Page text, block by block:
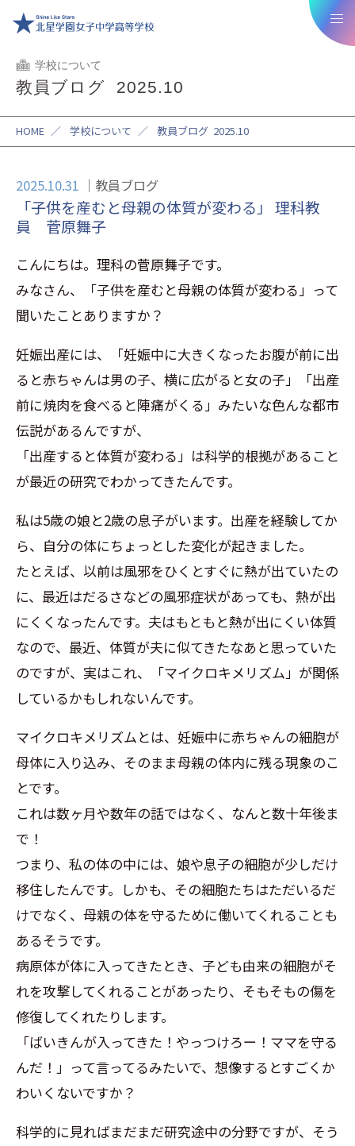
学校について
教員ブログ 2025.10
HOME ／ 学校について ／ 教員ブログ 2025.10
2025.10.31 教員ブログ
「子供を産むと母親の体質が変わる」 理科教
員 菅原舞子
こんにちは。理科の菅原舞子です。
みなさん、「子供を産むと母親の体質が変わる」って
聞いたことありますか？
妊娠出産には、「妊娠中に大きくなったお腹が前に出
ると赤ちゃんは男の子、横に広がると女の子」「出産
前に焼肉を食べると陣痛がくる」みたいな色んな都市
伝説があるんですが、
「出産すると体質が変わる」は科学的根拠があること
が最近の研究でわかってきたんです。
私は5歳の娘と2歳の息子がいます。出産を経験してか
ら、自分の体にちょっとした変化が起きました。
たとえば、以前は風邪をひくとすぐに熱が出ていたの
に、最近はだるさなどの風邪症状があっても、熱が出
にくくなったんです。夫はもともと熱が出にくい体質
なので、最近、体質が夫に似てきたなあと思っていた
のですが、実はこれ、「マイクロキメリズム」が関係
しているかもしれないんです。
マイクロキメリズムとは、妊娠中に赤ちゃんの細胞が
母体に入り込み、そのまま母親の体内に残る現象のこ
とです。
これは数ヶ月や数年の話ではなく、なんと数十年後ま
で！
つまり、私の体の中には、娘や息子の細胞が少しだけ
移住したんです。しかも、その細胞たちはただいるだ
けでなく、母親の体を守るために働いてくれることも
あるそうです。
病原体が体に入ってきたとき、子ども由来の細胞がそ
れを攻撃してくれることがあったり、そもそもの傷を
修復してくれたりします。
「ばいきんが入ってきた！やっつけろー！ママを守る
んだ！」って言ってるみたいで、想像するとすごくか
わいくないですか？
科学的に見ればまだまだ研究途中の分野ですが、そう